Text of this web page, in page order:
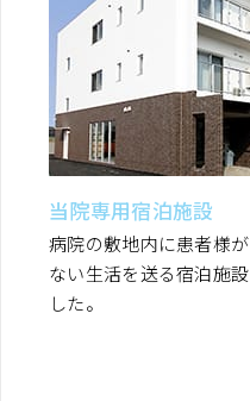
当院専用宿泊施設
病院の敷地内に患者様
ない生活を送る宿泊施
した。